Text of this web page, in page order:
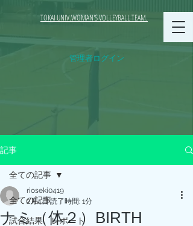
TOKAI UNIV.WOMAN'S VOLLEYBALL TEAM.
管理者ログイン
記事
全ての記事
試合結果、レポート
全ての記事
ナミ（体２）BIRTH
rioseki0419
2月4日読了時間: 1分